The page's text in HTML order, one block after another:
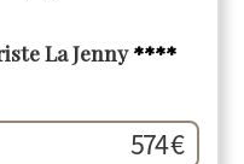
La Jenny****
574 €